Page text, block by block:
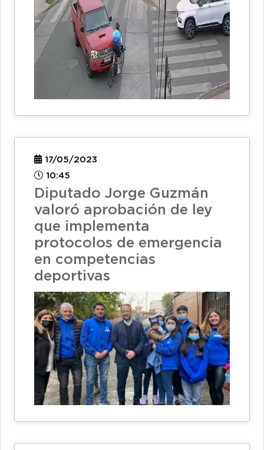
17/05/2023
10:45
Diputado Jorge Guzmán
valoró aprobación de ley
que implementa
protocolos de emergencia
en competencias
deportivas